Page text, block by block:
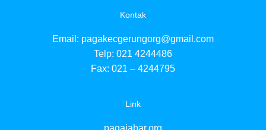
Kontak
Email: pagakecgerungorg@gmail.com
Telp: 021 4244486
Fax: 021 – 4244795
Link
pagajabar.org